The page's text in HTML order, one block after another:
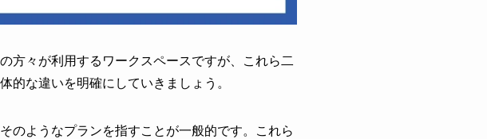
方々が利用するワークスペースですが、これら二
的な違いを明確にしていきましょう。
のようなプランを指すことが一般的です。これら